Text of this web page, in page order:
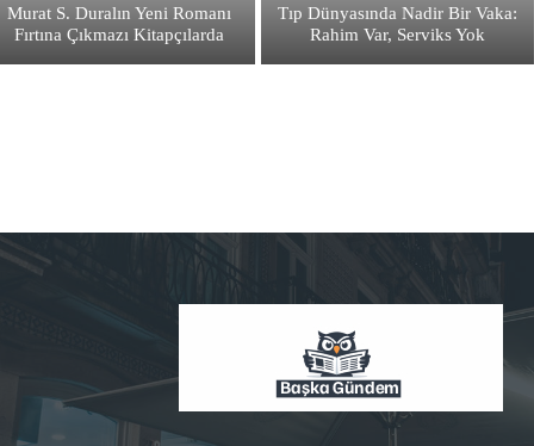
Murat S. Duralın Yeni Romanı
Fırtına Çıkmazı Kitapçılarda
Tıp Dünyasında Nadir Bir Vaka:
Rahim Var, Serviks Yok